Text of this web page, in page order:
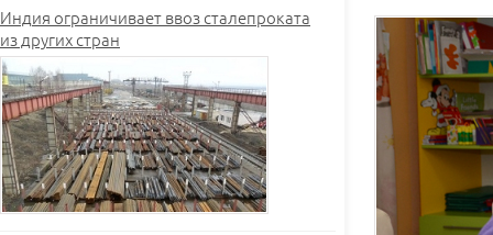
Индия ограничивает ввоз сталепроката
из других стран